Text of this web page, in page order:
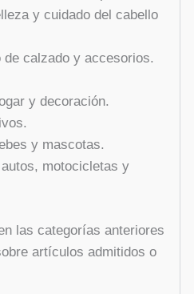
y cuidado del cabello
de calzado y accesorios.
y decoración.
y mascotas.
motocicletas y
las categorías anteriores
artículos admitidos o